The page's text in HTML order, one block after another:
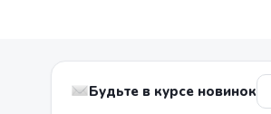
Будьте в курсе новинок